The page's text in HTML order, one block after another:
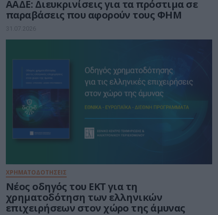
ΑΑΔΕ: Διευκρινίσεις για τα πρόστιμα σε
παραβάσεις που αφορούν τους ΦΗΜ
31.07.2026
ΧΡΗΜΑΤΟΔΟΤΗΣΕΙΣ
Νέος οδηγός του ΕΚΤ για τη
χρηματοδότηση των ελληνικών
επιχειρήσεων στον χώρο της άμυνας